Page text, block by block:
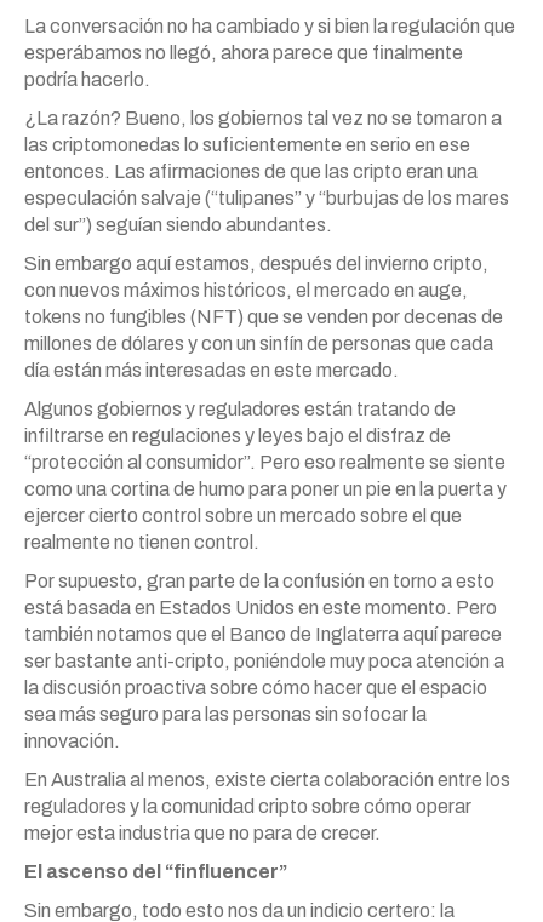
La conversación no ha cambiado y si bien la regulación que
esperábamos no llegó, ahora parece que finalmente
podría hacerlo.
¿La razón? Bueno, los gobiernos tal vez no se tomaron a
las criptomonedas lo suficientemente en serio en ese
entonces. Las afirmaciones de que las cripto eran una
especulación salvaje (“tulipanes” y “burbujas de los mares
del sur”) seguían siendo abundantes.
Sin embargo aquí estamos, después del invierno cripto,
con nuevos máximos históricos, el mercado en auge,
tokens no fungibles (NFT) que se venden por decenas de
millones de dólares y con un sinfín de personas que cada
día están más interesadas en este mercado.
Algunos gobiernos y reguladores están tratando de
infiltrarse en regulaciones y leyes bajo el disfraz de
“protección al consumidor”. Pero eso realmente se siente
como una cortina de humo para poner un pie en la puerta y
ejercer cierto control sobre un mercado sobre el que
realmente no tienen control.
Por supuesto, gran parte de la confusión en torno a esto
está basada en Estados Unidos en este momento. Pero
también notamos que el Banco de Inglaterra aquí parece
ser bastante anti-cripto, poniéndole muy poca atención a
la discusión proactiva sobre cómo hacer que el espacio
sea más seguro para las personas sin sofocar la
innovación.
En Australia al menos, existe cierta colaboración entre los
reguladores y la comunidad cripto sobre cómo operar
mejor esta industria que no para de crecer.
El ascenso del “finfluencer”
Sin embargo, todo esto nos da un indicio certero: la